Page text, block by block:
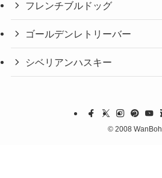
フレンチブルドッグ
ゴールデンレトリーバー
シベリアンハスキー
© 2008 WanBoh